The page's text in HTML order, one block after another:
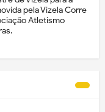
pela Vizela Corre
Atletismo